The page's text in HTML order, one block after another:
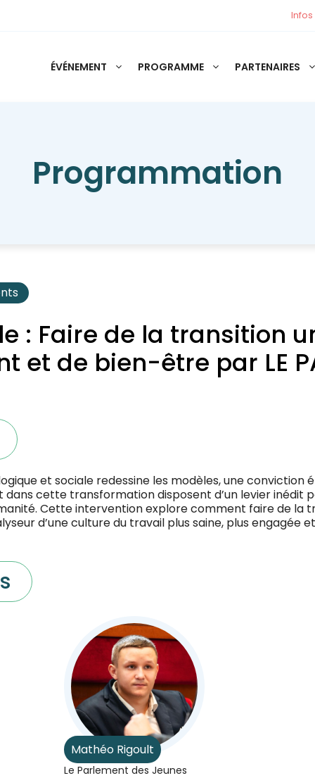
ÉVÉNEMENT PROGRAMME PARTENAIRES
Programmation
: Faire de la transition
et de bien-être par LE
et sociale redessine les modèles, une conviction
dans cette transformation disposent d’un levier inédit
Cette intervention explore comment faire de la
d’une culture du travail plus saine, plus engagée
Mathéo Rigoult
Le Parlement des Jeunes